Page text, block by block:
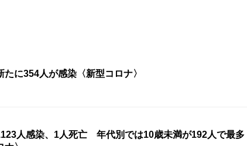
たに354人が感染〈新型コロナ〉
人感染、1人死亡 年代別では10歳未満が192人で最多